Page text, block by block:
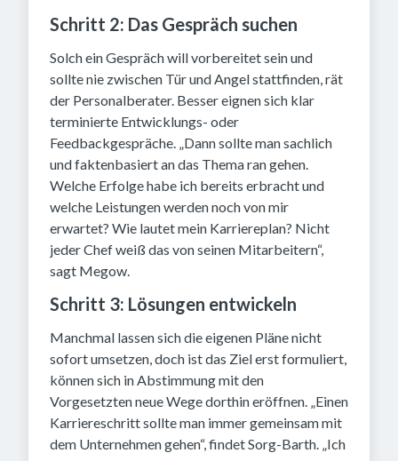
Schritt 2: Das Gespräch suchen
Solch ein Gespräch will vorbereitet sein und
sollte nie zwischen Tür und Angel stattfinden, rät
der Personalberater. Besser eignen sich klar
terminierte Entwicklungs- oder
Feedbackgespräche. „Dann sollte man sachlich
und faktenbasiert an das Thema ran gehen.
Welche Erfolge habe ich bereits erbracht und
welche Leistungen werden noch von mir
erwartet? Wie lautet mein Karriereplan? Nicht
jeder Chef weiß das von seinen Mitarbeitern“,
sagt Megow.
Schritt 3: Lösungen entwickeln
Manchmal lassen sich die eigenen Pläne nicht
sofort umsetzen, doch ist das Ziel erst formuliert,
können sich in Abstimmung mit den
Vorgesetzten neue Wege dorthin eröffnen. „Einen
Karriereschritt sollte man immer gemeinsam mit
dem Unternehmen gehen“, findet Sorg-Barth. „Ich